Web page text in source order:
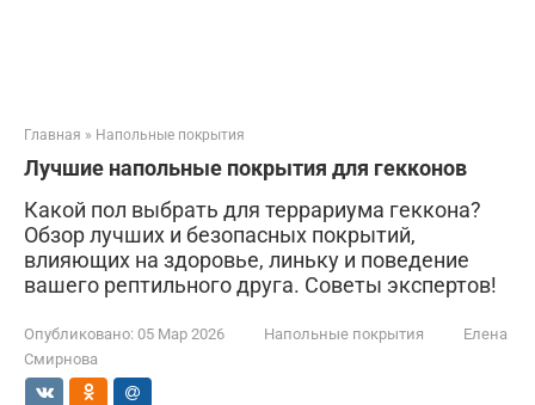
Главная » Напольные покрытия
Лучшие напольные покрытия для гекконов
Какой пол выбрать для террариума геккона?
Обзор лучших и безопасных покрытий,
влияющих на здоровье, линьку и поведение
вашего рептильного друга. Советы экспертов!
Опубликовано: 05 Мар 2026 Напольные покрытия
Елена
Смирнова